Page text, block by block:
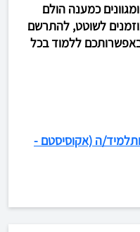
כמענה הולם
לשוטט, להתרשם
ללמוד בכל
ה (אקוסיסטם -